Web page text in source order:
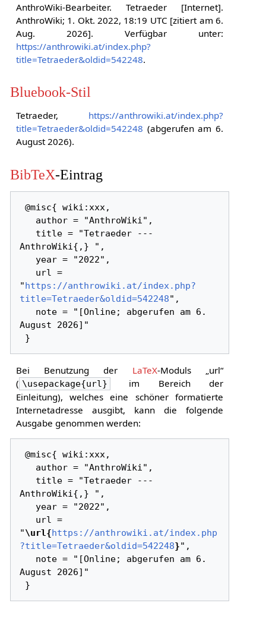
AnthroWiki-Bearbeiter. Tetraeder [Internet].
AnthroWiki; 1. Okt. 2022, 18:19 UTC [zitiert am 6.
Aug. 2026]. Verfügbar unter:
https://anthrowiki.at/index.php?
title=Tetraeder&oldid=542248.
Bluebook-Stil
Tetraeder, https://anthrowiki.at/index.php?
title=Tetraeder&oldid=542248 (abgerufen am 6.
August 2026).
BibTeX-Eintrag
@misc{ wiki:xxx,
AnthroWiki{,} ",
"https://anthrowiki.at/index.php?
title=Tetraeder&oldid=542248",
August 2026]"
Bei Benutzung der LaTeX-Moduls „url“
( \usepackage{url}
im Bereich der
Einleitung), welches eine schöner formatierte
Internetadresse ausgibt, kann die folgende
Ausgabe genommen werden:
@misc{ wiki:xxx,
AnthroWiki{,} ",
"\url{https://anthrowiki.at/index.php
?title=Tetraeder&oldid=542248}",
August 2026]"